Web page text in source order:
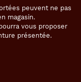
peuvent ne pas
magasin.
vous proposer
présentée.